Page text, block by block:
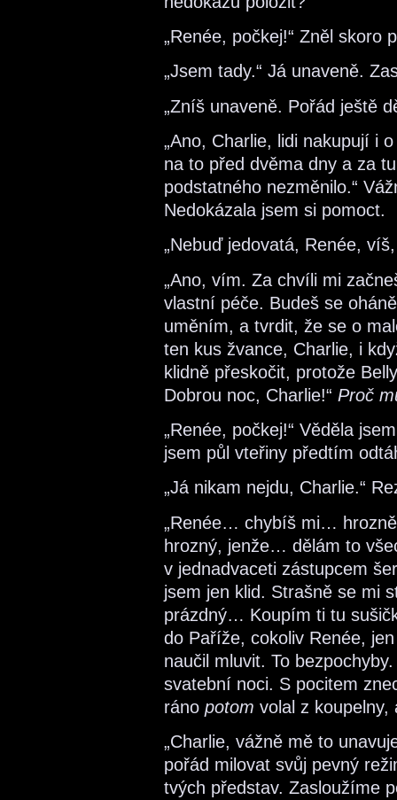
„Renée, počkej!“ Zněl skoro
„Jsem tady.“ Já unaveně.
„Zníš unaveně. Pořád ještě
„Ano, Charlie, lidi nakupují i
na to před dvěma dny a za
podstatného nezměnilo.“
Nedokázala jsem si pomoct.
„Nebuď jedovatá, Renée,
„Ano, vím. Za chvíli mi
vlastní péče. Budeš se
uměním, a tvrdit, že se o
ten kus žvance, Charlie, i
klidně přeskočit, protože
Dobrou noc, Charlie!“ Proč
„Renée, počkej!“ Věděla
jsem půl vteřiny předtím
„Já nikam nejdu, Charlie.“
„Renée… chybíš mi…
hrozný, jenže… dělám to
v jednadvaceti zástupcem
jsem jen klid. Strašně se mi
prázdný… Koupím ti tu
do Paříže, cokoliv Renée,
naučil mluvit. To
svatební noci. S pocitem
ráno potom volal z
„Charlie, vážně mě to
pořád milovat svůj pevný
tvých představ. Zasloužíme